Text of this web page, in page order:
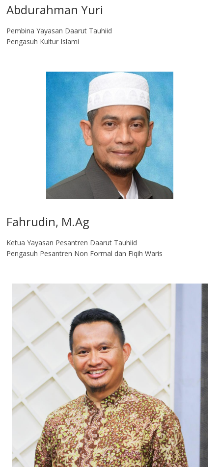
Abdurahman Yuri
Pembina Yayasan Daarut Tauhiid
Pengasuh Kultur Islami
Fahrudin, M.Ag​
Ketua Yayasan Pesantren Daarut Tauhiid
Pengasuh Pesantren Non Formal dan Fiqih Waris